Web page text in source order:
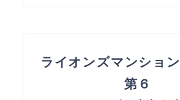
ライオンズマンショ
第６